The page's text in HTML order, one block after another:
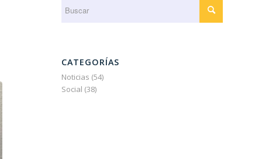
CATEGORÍAS
Noticias (54)
Social (38)